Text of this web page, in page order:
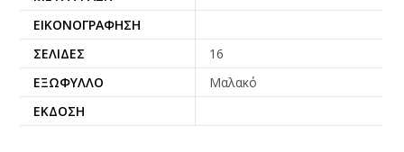
ΕΙΚΟΝΟΓΡΆΦΗΣΗ
ΣΕΛΊΔΕΣ
16
ΕΞΏΦΥΛΛΟ
Μαλακό
ΈΚΔΟΣΗ